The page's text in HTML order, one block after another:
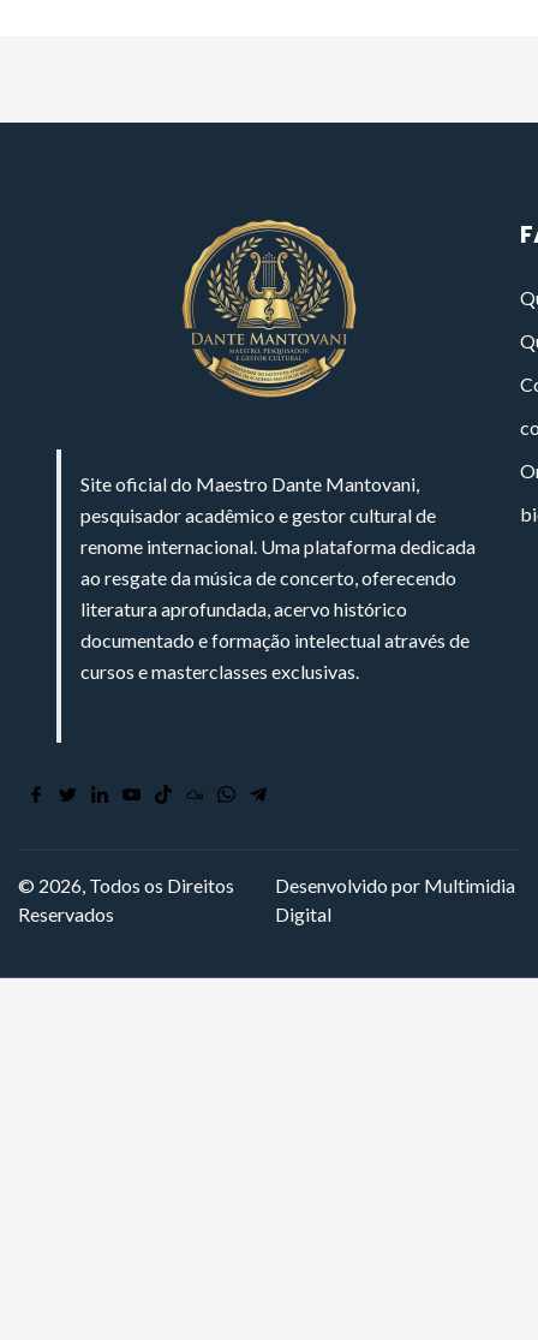
Site oficial do Maestro Dante Mantovani,
pesquisador acadêmico e gestor cultural de
renome internacional. Uma plataforma dedicada
ao resgate da música de concerto, oferecendo
literatura aprofundada, acervo histórico
documentado e formação intelectual através de
cursos e masterclasses exclusivas.
© 2026, Todos os Direitos
Reservados
Desenvolvido por Multimidia
Digital